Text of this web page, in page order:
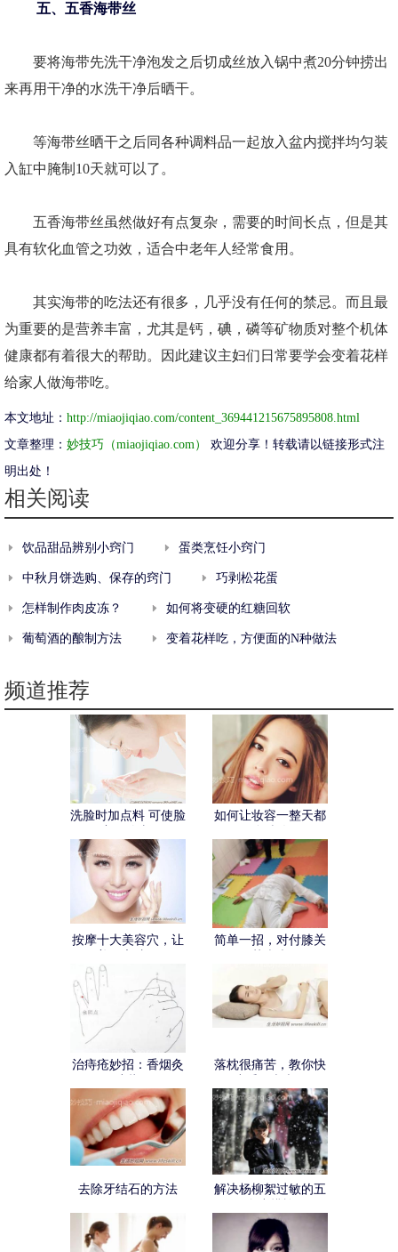
五、五香海带丝
要将海带先洗干净泡发之后切成丝放入锅中煮20分钟捞出
来再用干净的水洗干净后晒干。
等海带丝晒干之后同各种调料品一起放入盆内搅拌均匀装
入缸中腌制10天就可以了。
五香海带丝虽然做好有点复杂，需要的时间长点，但是其
具有软化血管之功效，适合中老年人经常食用。
其实海带的吃法还有很多，几乎没有任何的禁忌。而且最
为重要的是营养丰富，尤其是钙，碘，磷等矿物质对整个机体
健康都有着很大的帮助。因此建议主妇们日常要学会变着花样
给家人做海带吃。
本文地址： http://miaojiqiao.com/content_369441215675895808.html
文章整理： 妙技巧（miaojiqiao.com）
欢迎分享！转载请以链接形式注
明出处！
相关阅读
饮品甜品辨别小窍门 蛋类烹饪小窍门
中秋月饼选购、保存的窍门 巧剥松花蛋
怎样制作肉皮冻？ 如何将变硬的红糖回软
葡萄酒的酿制方法 变着花样吃，方便面的N种做法
频道推荐
洗脸时加点料 可使脸
如何让妆容一整天都
按摩十大美容穴，让
简单一招，对付膝关
治痔疮妙招：香烟灸
落枕很痛苦，教你快
去除牙结石的方法
解决杨柳絮过敏的五